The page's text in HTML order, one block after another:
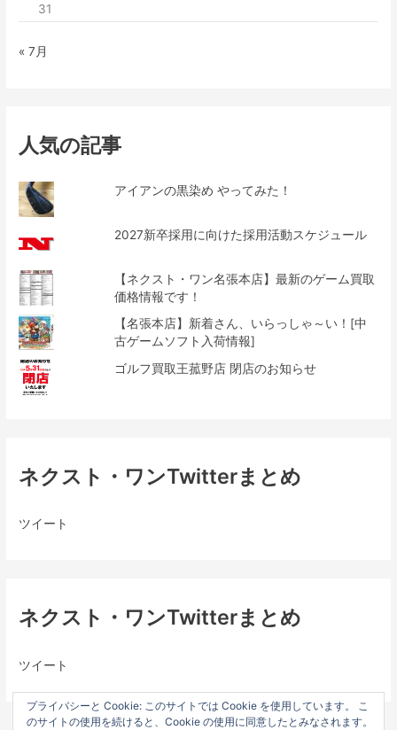
31
« 7月
人気の記事
アイアンの黒染め やってみた！
2027新卒採用に向けた採用活動スケジュール
【ネクスト・ワン名張本店】最新のゲーム買取
価格情報です！
【名張本店】新着さん、いらっしゃ～い！[中
古ゲームソフト入荷情報]
ゴルフ買取王菰野店 閉店のお知らせ
ネクスト・ワンTwitterまとめ
ツイート
ネクスト・ワンTwitterまとめ
ツイート
プライバシーと Cookie: このサイトでは Cookie を使用しています。 こ
のサイトの使用を続けると、Cookie の使用に同意したとみなされます。